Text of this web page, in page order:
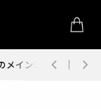
メインコレクションが